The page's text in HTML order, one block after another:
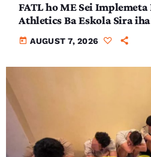
FATL ho ME Sei Implemeta
Athletics Ba Eskola Sira
today AUGUST 7, 2026